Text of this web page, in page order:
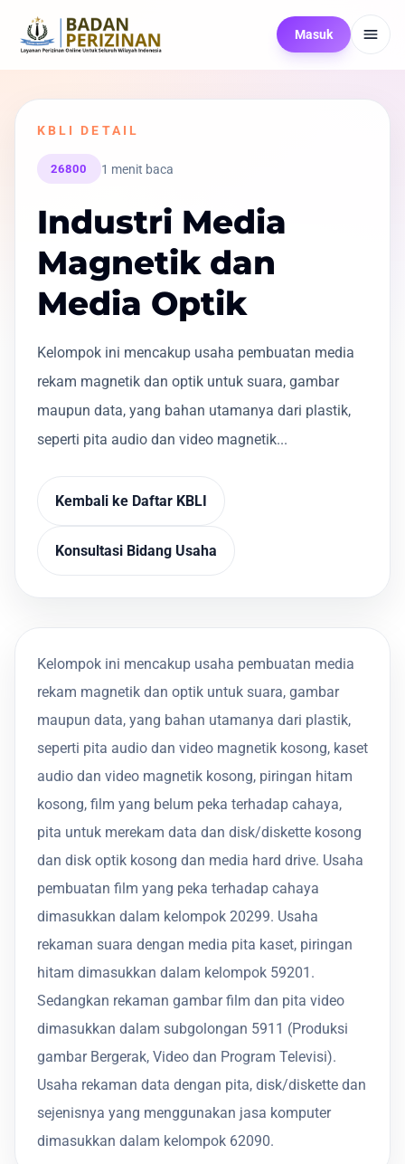
Masuk
KBLI DETAIL
26800 1 menit baca
Industri Media
Magnetik dan
Media Optik
Kelompok ini mencakup usaha pembuatan media
rekam magnetik dan optik untuk suara, gambar
maupun data, yang bahan utamanya dari plastik,
seperti pita audio dan video magnetik...
Kembali ke Daftar KBLI
Konsultasi Bidang Usaha
Kelompok ini mencakup usaha pembuatan media
rekam magnetik dan optik untuk suara, gambar
maupun data, yang bahan utamanya dari plastik,
seperti pita audio dan video magnetik kosong, kaset
audio dan video magnetik kosong, piringan hitam
kosong, film yang belum peka terhadap cahaya,
pita untuk merekam data dan disk/diskette kosong
dan disk optik kosong dan media hard drive. Usaha
pembuatan film yang peka terhadap cahaya
dimasukkan dalam kelompok 20299. Usaha
rekaman suara dengan media pita kaset, piringan
hitam dimasukkan dalam kelompok 59201.
Sedangkan rekaman gambar film dan pita video
dimasukkan dalam subgolongan 5911 (Produksi
gambar Bergerak, Video dan Program Televisi).
Usaha rekaman data dengan pita, disk/diskette dan
sejenisnya yang menggunakan jasa komputer
dimasukkan dalam kelompok 62090.